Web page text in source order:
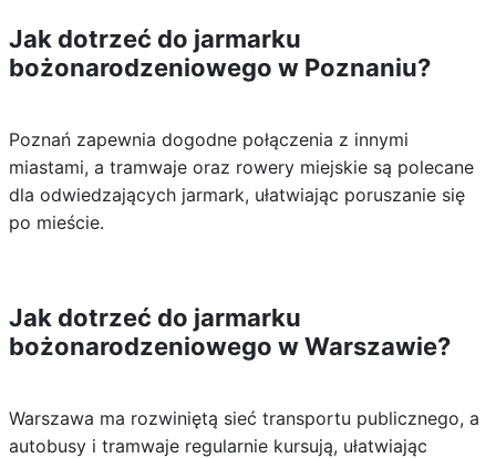
Jak dotrzeć do jarmarku
bożonarodzeniowego w Poznaniu?
Poznań zapewnia dogodne połączenia z innymi
miastami, a tramwaje oraz rowery miejskie są polecane
dla odwiedzających jarmark, ułatwiając poruszanie się
po mieście.
Jak dotrzeć do jarmarku
bożonarodzeniowego w Warszawie?
Warszawa ma rozwiniętą sieć transportu publicznego, a
autobusy i tramwaje regularnie kursują, ułatwiając